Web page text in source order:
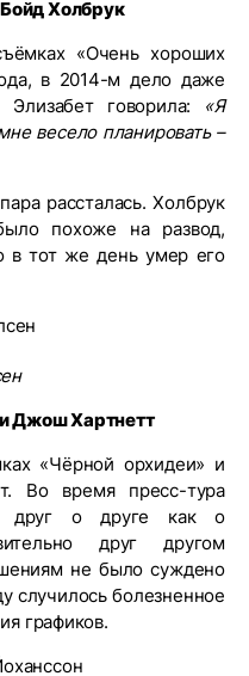
Холбрук
«Очень хороших
в 2014-м дело даже
говорила: «Я
весело планировать –
рассталась. Холбрук
похоже на развод,
в тот же день умер его
Джош Хартнетт
«Чёрной орхидеи» и
Во время пресс-тура
друг о друге как о
друг другом
не было суждено
случилось болезненное
графиков.